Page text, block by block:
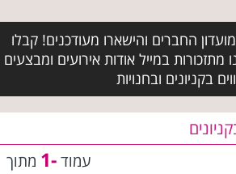
החברים והישארו מעודכנים! קבלו
מתזכורות במייל אודות אירועים ומבצעים
בקניונים ובחנויות
עמוד-1 מתוך